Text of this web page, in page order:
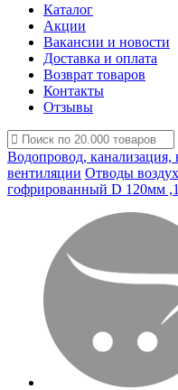
Каталог
Акции
Вакансии и новости
Доставка и оплата
Возврат товаров
Контакты
Отзывы
Водопровод, канализация,
вентиляции Отводы
гофрированный D 120мм